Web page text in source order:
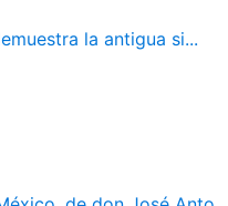
la antigua si...